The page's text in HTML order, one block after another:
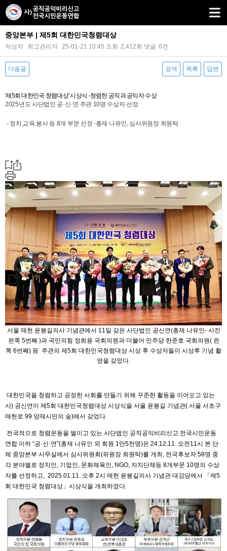
중앙본부 | 제5회 대한민국청렴대상
작성자 최고관리자 25-01-21 10:45 조회 2,412회 댓글 0건
다음글 검색 목록 답변
'제5회 대한민국 청렴대상' 시상식 -청렴한 공직과 공익자 수상
2025년도 사단법인 공·신·연 주관 10명 수상자 선정
- 정치,교육,봉사 등 8개 부문 선정 -총재 나유인, 심사위원장 최원탁
서울 매헌 윤봉길의사 기념관에서 11일 갖은 사단법인 공신연(총재 나유인- 사진
왼쪽 5번째 )과 국민의힘 정희용 국회의원과 더불어 민주당 한준호 국회의원( 왼
쪽 6번째) 등 주관의 제5회 대한민국청렴대상 시상 후 수상자들이 시상후 기념 촬
영을 갖었다.
대한민국을 청렴하고 공정한 사회를 만들기 위해 꾸준한 활동을 이어오고 있는
사) 공신연이 제5회 대한민국청렴대상 시상식을 서울 윤봉길 기념관( 서울 서초구
매헌로 99 양재시민의 숲)에서 갖었다.
전국적으로 청렴운동을 벌이고 있는 사단법인 공직공익비리신고 전국시민운동
연합 이하 “공·신·연”(총재 나유인 외 회원 1만5천명)은 24.12.11. 오전11시 본 단
체 중앙본부 사무실에서 심사위원회(위원장 최원탁)를 개최, 전국후보자 58명 중
각 분야별로 정치인, 기업인, 문화체육인, NGO, 자치단체등 8개부문 10명의 수상
자를 선정하고, 2025.01.11. 오후 2시 매헌 윤봉길의사 기념관 대강당에서 「제5
회 대한민국 청렴대상」시상식을 개최하였다.